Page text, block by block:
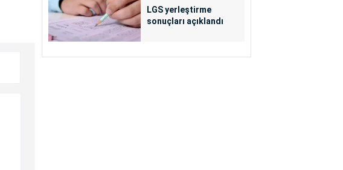
LGS yerleştirme
sonuçları açıklandı